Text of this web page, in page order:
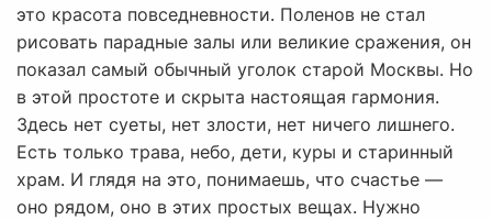
это красота повседневности. Поленов не стал
рисовать парадные залы или великие сражения, он
показал самый обычный уголок старой Москвы. Но
в этой простоте и скрыта настоящая гармония.
Здесь нет суеты, нет злости, нет ничего лишнего.
Есть только трава, небо, дети, куры и старинный
храм. И глядя на это, понимаешь, что счастье —
оно рядом, оно в этих простых вещах. Нужно